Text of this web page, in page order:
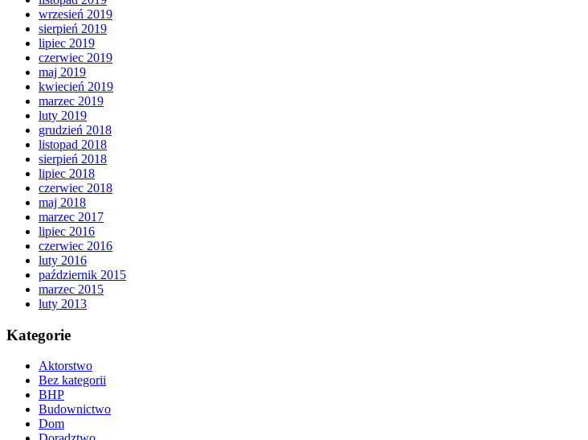
wrzesień 2019
sierpień 2019
lipiec 2019
czerwiec 2019
maj 2019
kwiecień 2019
marzec 2019
luty 2019
grudzień 2018
listopad 2018
sierpień 2018
lipiec 2018
czerwiec 2018
maj 2018
marzec 2017
lipiec 2016
czerwiec 2016
luty 2016
październik 2015
marzec 2015
luty 2013
Kategorie
Aktorstwo
Bez kategorii
BHP
Budownictwo
Dom